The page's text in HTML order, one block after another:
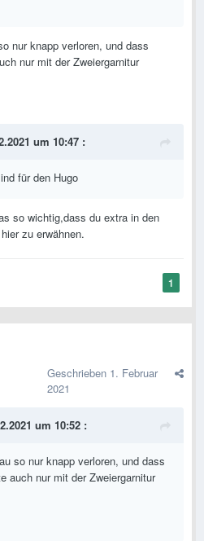
nur knapp verloren, und dass
nur mit der Zweiergarnitur
um 10:47 :
für den Hugo
so wichtig,dass du extra in den
zu erwähnen.
1
Geschrieben 1. Februar
2021
um 10:52 :
so nur knapp verloren, und dass
auch nur mit der Zweiergarnitur